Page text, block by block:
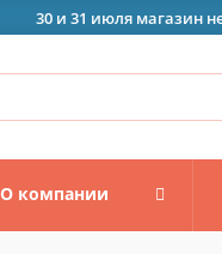
30 и 31 июля магазин
О компании